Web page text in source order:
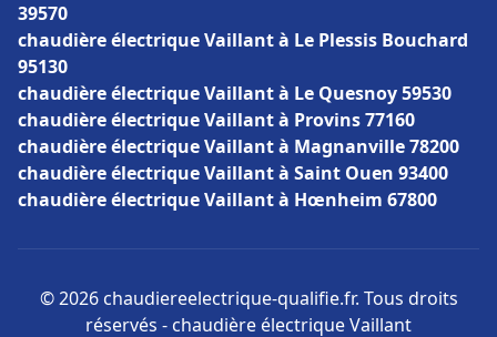
39570
chaudière électrique Vaillant à Le Plessis Bouchard
95130
chaudière électrique Vaillant à Le Quesnoy 59530
chaudière électrique Vaillant à Provins 77160
chaudière électrique Vaillant à Magnanville 78200
chaudière électrique Vaillant à Saint Ouen 93400
chaudière électrique Vaillant à Hœnheim 67800
© 2026 chaudiereelectrique-qualifie.fr. Tous droits
réservés - chaudière électrique Vaillant